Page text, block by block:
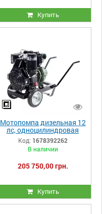
Купить
Мотопомпа дизельная 12
лс, одноцилиндровая
передвижная 3 LD 510 LY-
3 Anadolu Motor
Код: 1678392262
В наличии
205 750,00 грн.
Купить